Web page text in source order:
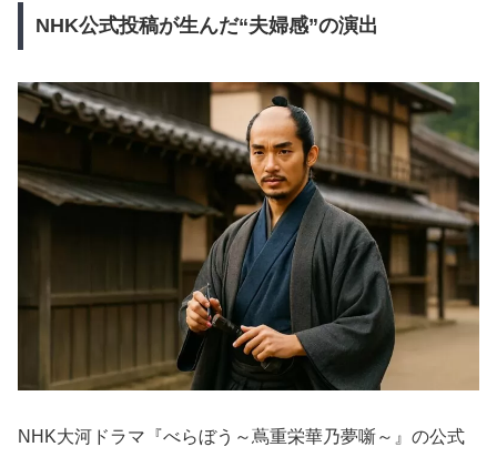
NHK公式投稿が生んだ“夫婦感”の演出
NHK大河ドラマ『べらぼう～蔦重栄華乃夢噺～』の公式